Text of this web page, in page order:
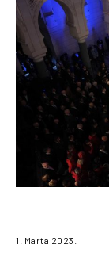
1. Marta 2023.